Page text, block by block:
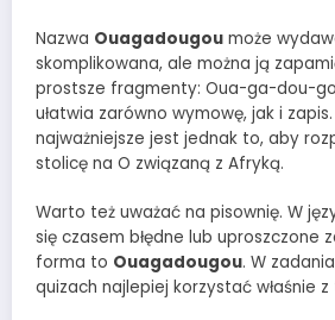
Nazwa Ouagadougou może
skomplikowana, ale można ją
prostsze fragmenty: Oua-ga-dou-
ułatwia zarówno wymowę, jak i
najważniejsze jest jednak to, aby
stolicę na O związaną z Afryką.
Warto też uważać na pisownię. W
się czasem błędne lub uproszczone
forma to Ouagadougou. W
quizach najlepiej korzystać właśnie z